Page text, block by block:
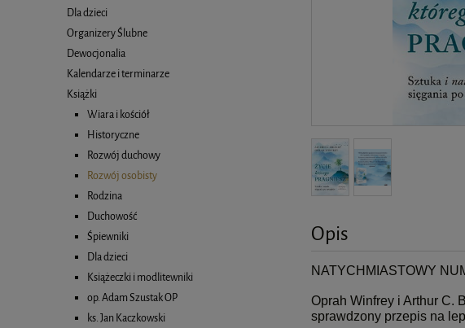
Dla dzieci
Organizery Ślubne
Dewocjonalia
Kalendarze i terminarze
Książki
Wiara i kościół
Historyczne
Rozwój duchowy
Rozwój osobisty
Rodzina
Duchowość
Śpiewniki
Dla dzieci
Książeczki i modlitewniki
op. Adam Szustak OP
ks. Jan Kaczkowski
Opis
NATYCHMIASTOWY
Oprah Winfrey i Arthur C.
sprawdzony przepis na